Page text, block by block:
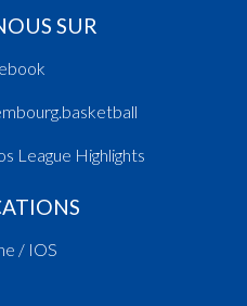
SUR
League Highlights
/ IOS